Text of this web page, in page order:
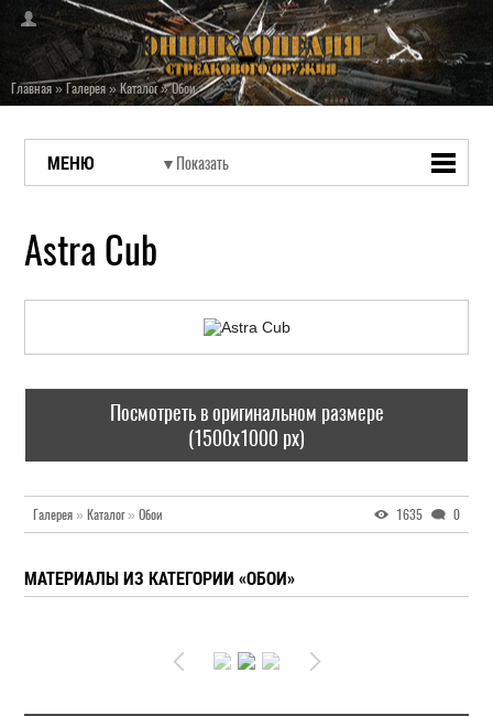
Главная»Галерея»Каталог»Обои
МЕНЮ
Astra Cub
Посмотреть в оригинальном размере
(1500x1000 px)
Галерея » Каталог» Обои 1635 0
МАТЕРИАЛЫ ИЗ КАТЕГОРИИ «ОБОИ»